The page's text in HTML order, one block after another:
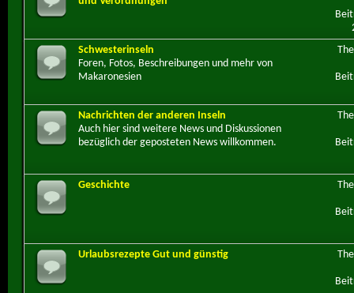
Schwesterinseln
Foren, Fotos, Beschreibungen und mehr von
Makaronesien
Nachrichten der anderen Inseln
Auch hier sind weitere News und Diskussionen
bezüglich der geposteten News willkommen.
Geschichte
Urlaubsrezepte Gut und günstig